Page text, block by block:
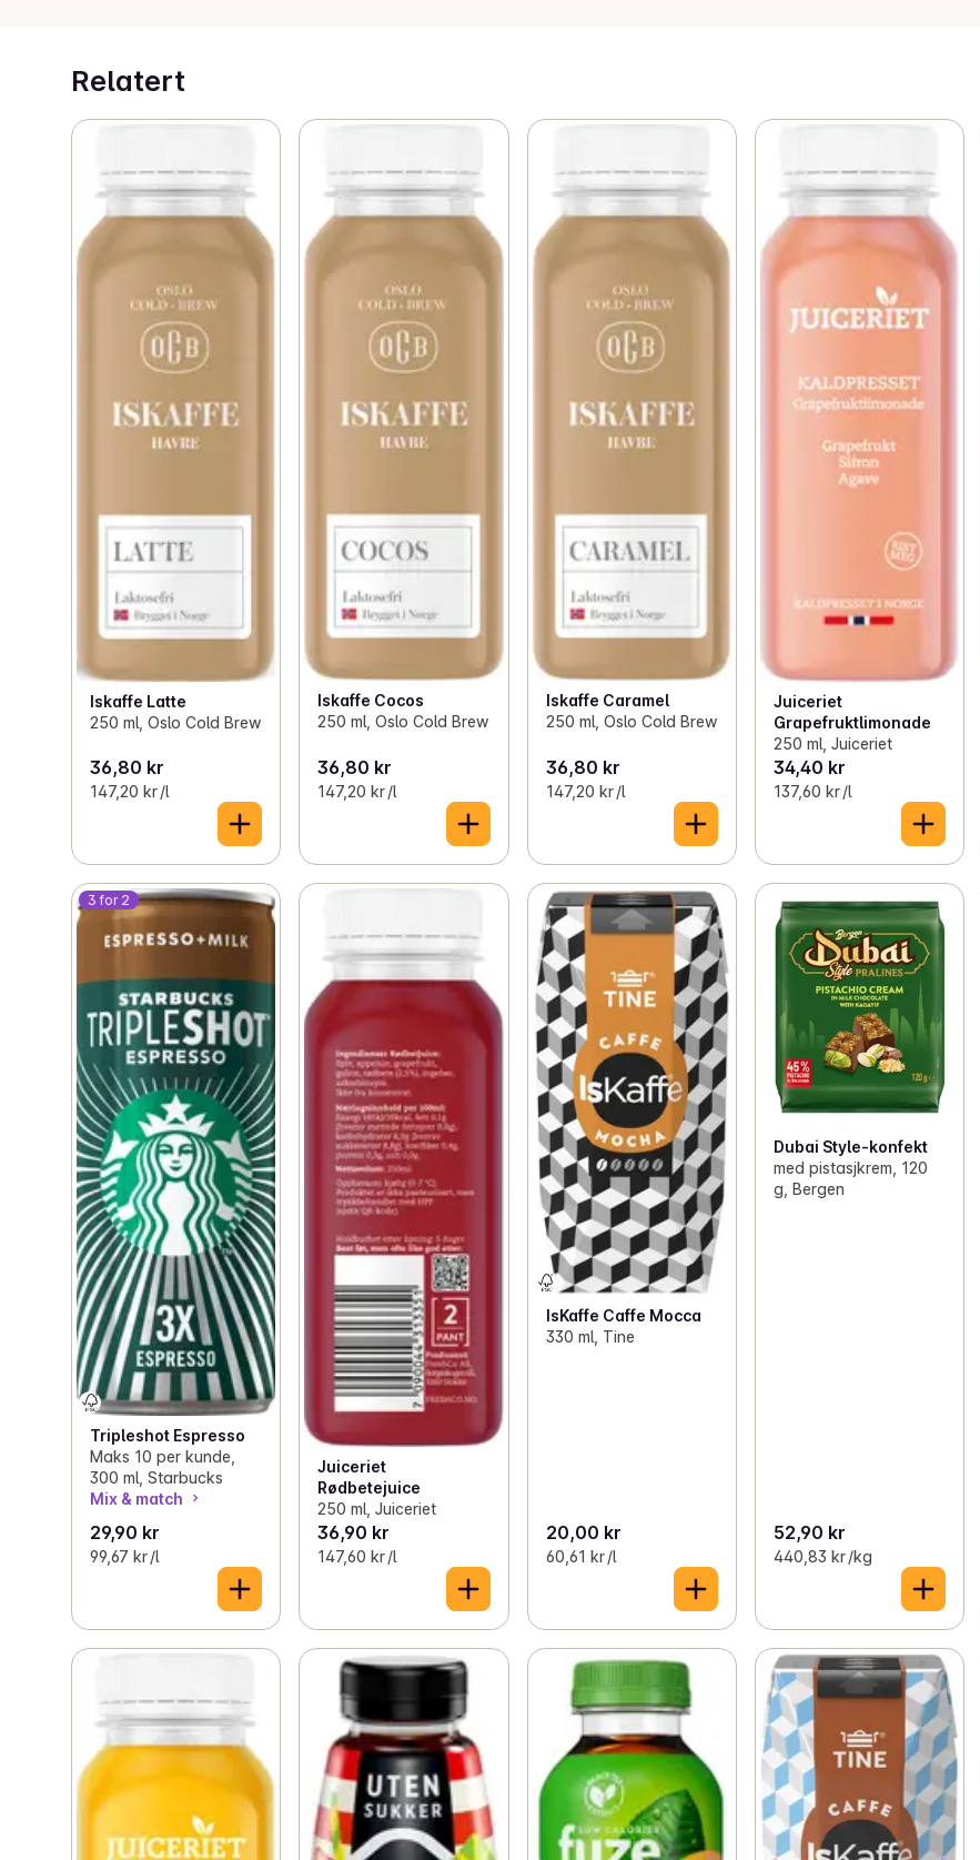
Relatert
Iskaffe Latte
250 ml, Oslo Cold Brew
36,80 kr
147,20 kr /l
Iskaffe Cocos
250 ml, Oslo Cold Brew
36,80 kr
147,20 kr /l
Iskaffe Caramel
250 ml, Oslo Cold Brew
36,80 kr
147,20 kr /l
Juiceriet
Grapefruktlimonade
250 ml, Juiceriet
34,40 kr
137,60 kr /l
3 for 2
Tripleshot Espresso
Maks 10 per kunde,
300 ml, Starbucks
Mix & match
29,90 kr
99,67 kr /l
Juiceriet
Rødbetejuice
250 ml, Juiceriet
36,90 kr
147,60 kr /l
IsKaffe Caffe Mocca
330 ml, Tine
20,00 kr
60,61 kr /l
Dubai Style-konfekt
med pistasjkrem, 120
g, Bergen
52,90 kr
440,83 kr /kg